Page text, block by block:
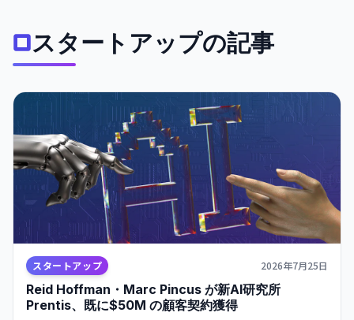
スタートアップの記事
スタートアップ 2026年7月25日
Reid Hoffman・Marc Pincus が新AI研究所
Prentis、既に$50M の顧客契約獲得